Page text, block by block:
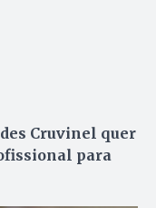
Cruvinel quer
para